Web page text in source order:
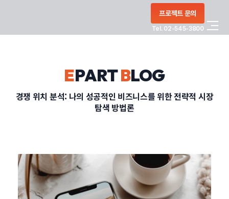
프로젝트 문의
Tel. 02-545-3800
CONTACT
EPARTBLOG
경쟁 위치 분석: 나의 성공적인 비즈니스를 위한 전략적 시장
탐색 방법론